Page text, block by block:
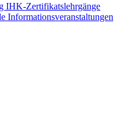
IHK-Zertifikatslehrgänge
Informationsveranstaltungen